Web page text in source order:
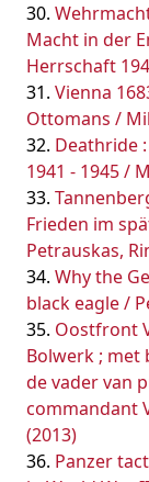
Macht in der
Herrschaft
Vienna
Ottomans /
Deathride
1941 - 1945 /
Frieden im
Petrauskas,
Why the
black eagle /
Oostfront
Bolwerk ; met
de vader van
commandant
(2013)
Panzer